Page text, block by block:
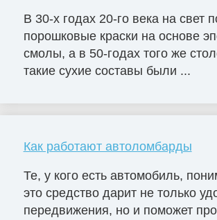
В 30-х годах 20-го века на свет
порошковые краски на основе
смолы, а в 50-годах того же
такие сухие составы были ...
Как работают автоломбарды
Те, у кого есть автомобиль,
это средство дарит не только
передвижения, но и поможет